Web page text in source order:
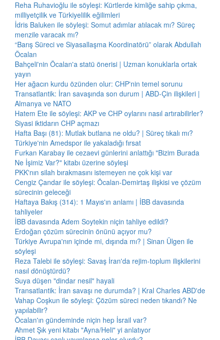
Reha Ruhavioğlu ile söyleşi: Kürtlerde kimliğe sahip çıkma,
milliyetçilik ve Türkiyelilik eğilimleri
İdris Baluken ile söyleşi: Somut adımlar atılacak mı? Süreç
menzile varacak mı?
“Barış Süreci ve Siyasallaşma Koordinatörü” olarak Abdullah
Öcalan
Bahçeli'nin Öcalan'a statü önerisi | Uzman konuklarla ortak
yayın
Her ağacın kurdu özünden olur: CHP'nin temel sorunu
Transatlantik: İran savaşında son durum | ABD-Çin ilişkileri |
Almanya ve NATO
Hatem Ete ile söyleşi: AKP ve CHP oylarını nasıl artırabilirler?
Siyasi iktidarın CHP açmazı
Hafta Başı (81): Mutlak butlana ne oldu? | Süreç tıkalı mı?
Türkiye'nin Amedspor ile yakaladığı fırsat
Furkan Karabay ile cezaevi günlerini anlattığı "Bizim Burada
Ne İşimiz Var?" kitabı üzerine söyleşi
PKK'nın silah bırakmasını istemeyen ne çok kişi var
Cengiz Çandar ile söyleşi: Öcalan-Demirtaş ilişkisi ve çözüm
sürecinin geleceği
Haftaya Bakış (314): 1 Mayıs'ın anlamı | İBB davasında
tahliyeler
İBB davasında Adem Soytekin niçin tahliye edildi?
Erdoğan çözüm sürecinin önünü açıyor mu?
Türkiye Avrupa'nın içinde mi, dışında mı? | Sinan Ülgen ile
söyleşi
Reza Talebi ile söyleşi: Savaş İran'da rejim-toplum ilişkilerini
nasıl dönüştürdü?
Suya düşen "dindar nesil" hayali
Transatlantik: İran savaşı ne durumda? | Kral Charles ABD'de
Vahap Coşkun ile söyleşi: Çözüm süreci neden tıkandı? Ne
yapılabilir?
Öcalan'ın gündeminde niçin hep İsrail var?
Ahmet Şık yeni kitabı "Ayna/Heli" yi anlatıyor